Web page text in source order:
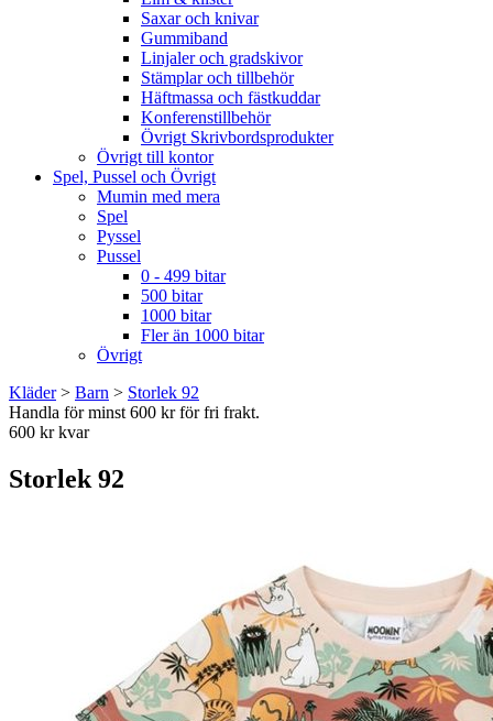
Saxar och knivar
Gummiband
Linjaler och gradskivor
Stämplar och tillbehör
Häftmassa och fästkuddar
Konferenstillbehör
Övrigt Skrivbordsprodukter
Övrigt till kontor
Spel, Pussel och Övrigt
Mumin med mera
Spel
Pyssel
Pussel
0 - 499 bitar
500 bitar
1000 bitar
Fler än 1000 bitar
Övrigt
Kläder> Barn > Storlek 92
Handla för minst 600 kr för fri frakt.
600 kr kvar
Storlek 92